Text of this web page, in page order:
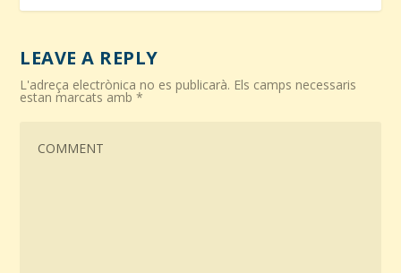
LEAVE A REPLY
L'adreça electrònica no es publicarà. Els camps necessaris
estan marcats amb*